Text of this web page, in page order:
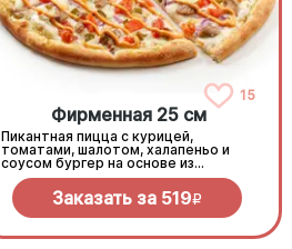
15
Фирменная 25 см
Пикантная пицца с курицей,
томатами, шалотом, халапеньо и
соусом бургер на основе из
сливочного соуса и моцареллы.
Заказать за 519R